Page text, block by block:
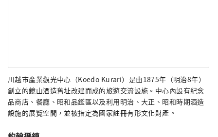
川越市產業觀光中心（Koedo Kurari）是由1875年（明治8年）
創立的鏡山酒造舊址改建而成的旅遊交流設施。中心內設有紀念
品商店、餐廳、昭和品鑑區以及利用明治、大正、昭和時期酒造
設施的展覽空間，並被指定為國家註冊有形文化財產。